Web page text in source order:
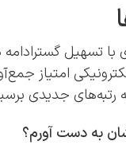
با تسهیل گسترادامه
امتیاز
رتبه‌های جدیدی
به دست آورم؟